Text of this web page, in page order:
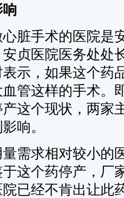
手术的医院是
贞医院医务处处
示，如果这个药
管这样的手术。
这个现状，两家
响。
求相对较小的
这个药停产，厂
已经不肯出让此